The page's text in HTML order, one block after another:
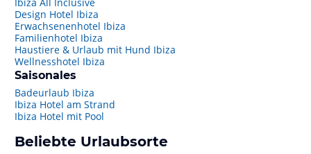
Design Hotel Ibiza
Erwachsenenhotel Ibiza
Familienhotel Ibiza
Haustiere & Urlaub mit Hund Ibiza
Wellnesshotel Ibiza
Saisonales
Badeurlaub Ibiza
Ibiza Hotel am Strand
Ibiza Hotel mit Pool
Beliebte Urlaubsorte